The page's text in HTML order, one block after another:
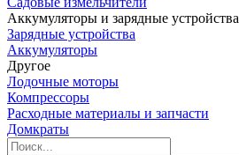
Аккумуляторы и зарядные устройства
Зарядные устройства
Аккумуляторы
Другое
Лодочные моторы
Компрессоры
Расходные материалы и запчасти
Домкраты